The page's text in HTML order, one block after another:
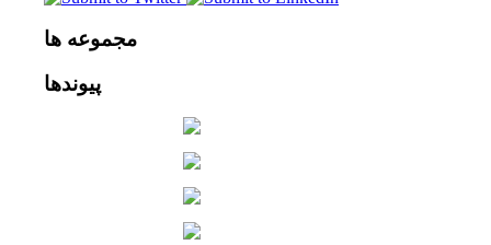
مجموعه ها
پیوندها